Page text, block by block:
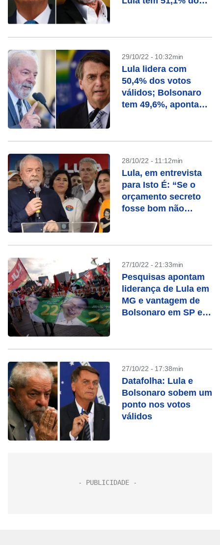
29/10/22 - 10:32min
Lula lidera com
50,4% dos votos
válidos; Bolsonaro
tem 49,6%, aponta
28/10/22 - 11:12min
Lula, em entrevista
para Isto É: “Se o
orçamento secreto
fosse bom não
27/10/22 - 21:33min
Pesquisas apontam
liderança de Lula em
MG e vantagem de
Bolsonaro em SP e
27/10/22 - 17:38min
Datafolha: Lula e
Bolsonaro sobem um
ponto nos votos
válidos